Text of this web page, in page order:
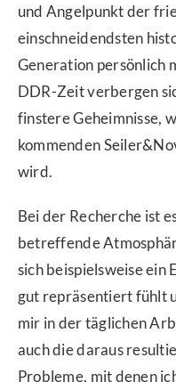
und Angelpunkt der
einschneidendsten
Generation persönlich
DDR-Zeit verbergen
finstere Geheimnisse,
kommenden
wird.
Bei der Recherche ist
betreffende
sich beispielsweise ein
gut repräsentiert fühlt
mir in der täglichen
auch die daraus
Probleme, mit denen